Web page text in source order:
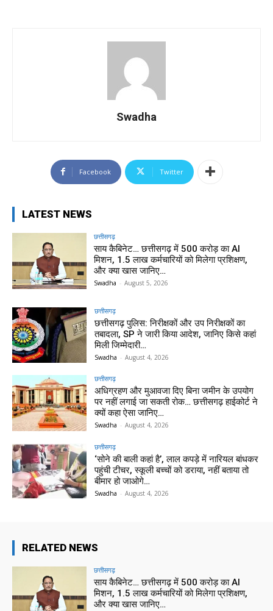
Swadha
Facebook Twitter
LATEST NEWS
छत्तीसगढ़
साय कैबिनेट… छत्तीसगढ़ में 500 करोड़ का AI
मिशन, 1.5 लाख कर्मचारियों को मिलेगा प्रशिक्षण,
और क्या खास जानिए…
Swadha - August 5, 2026
छत्तीसगढ़
छत्तीसगढ़ पुलिस: निरीक्षकों और उप निरीक्षकों का
तबादला, SP ने जारी किया आदेश, जानिए किसे कहां
मिली जिम्मेदारी…
Swadha - August 4, 2026
छत्तीसगढ़
अधिग्रहण और मुआवजा दिए बिना जमीन के उपयोग
पर नहीं लगाई जा सकती रोक… छत्तीसगढ़ हाईकोर्ट ने
क्यों कहा ऐसा जानिए…
Swadha - August 4, 2026
छत्तीसगढ़
‘सोने की बाली कहां है’, लाल कपड़े में नारियल बांधकर
पहुंची टीचर, स्कूली बच्चों को डराया, नहीं बताया तो
बीमार हो जाओगे…
Swadha - August 4, 2026
RELATED NEWS
छत्तीसगढ़
साय कैबिनेट… छत्तीसगढ़ में 500 करोड़ का AI
मिशन, 1.5 लाख कर्मचारियों को मिलेगा प्रशिक्षण,
और क्या खास जानिए…